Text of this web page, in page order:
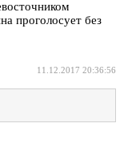
проголосует без
11.12.2017 20:36:56